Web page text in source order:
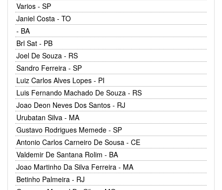
Varios - SP
Janiel Costa - TO
- BA
Brl Sat - PB
Joel De Souza - RS
Sandro Ferreira - SP
Luiz Carlos Alves Lopes - PI
Luis Fernando Machado De Souza - RS
Joao Deon Neves Dos Santos - RJ
Urubatan Silva - MA
Gustavo Rodrigues Memede - SP
Antonio Carlos Carneiro De Sousa - CE
Valdemir De Santana Rolim - BA
Joao Martinho Da Silva Ferreira - MA
Betinho Palmeira - RJ